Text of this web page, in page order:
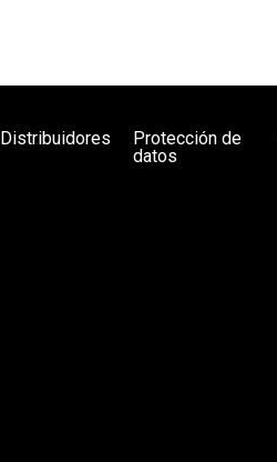
Distribuidores
Protección de
datos